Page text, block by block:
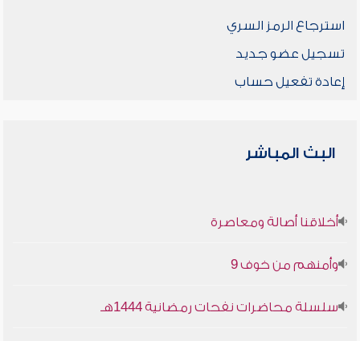
استرجاع الرمز السري
تسجيل عضو جديد
إعادة تفعيل حساب
البث المباشر
أخلاقنا أصالة ومعاصرة
وأمنهم من خوف 9
سلسلة محاضرات نفحات رمضانية 1444هـ